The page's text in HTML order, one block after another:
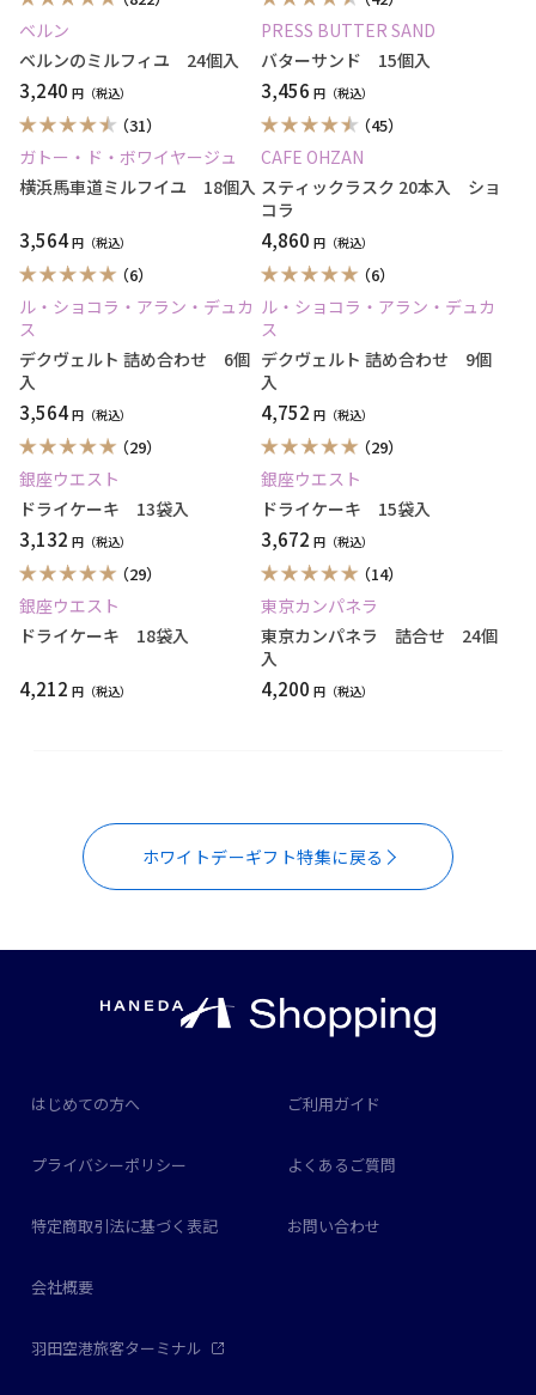
ベルン
ベルンのミルフィユ 24個入
3,240 円
PRESS BUTTER SAND
バターサンド 15個入
3,456 円
（31）
ガトー・ド・ボワイヤージュ
横浜馬車道ミルフイユ 18個入
3,564円
（45）
CAFE OHZAN
スティックラスク 20本入 ショ
コラ
4,860 円
（6）
ル・ショコラ・アラン・デュカ
ス
デクヴェルト 詰め合わせ 6個
入
3,564円
（6）
ル・ショコラ・アラン・デュカ
ス
デクヴェルト 詰め合わせ 9個
入
4,752 円
（29）
銀座ウエスト
ドライケーキ 13袋入
3,132 円
（29）
銀座ウエスト
ドライケーキ 15袋入
3,672 円
（29）
銀座ウエスト
ドライケーキ 18袋入
4,212 円
（14）
東京カンパネラ
東京カンパネラ 詰合せ 24個
入
4,200 円
ホワイトデーギフト特集に戻る
はじめての方へ ご利用ガイド
プライバシーポリシー よくあるご質問
特定商取引法に基づく表記 お問い合わせ
会社概要
羽田空港旅客ターミナル